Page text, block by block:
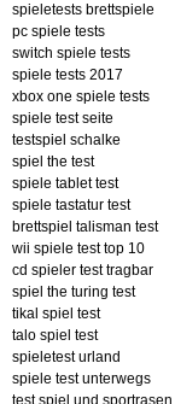
spieletests brettspiele
pc spiele tests
switch spiele tests
spiele tests 2017
xbox one spiele tests
spiele test seite
testspiel schalke
spiel the test
spiele tablet test
spiele tastatur test
brettspiel talisman test
wii spiele test top 10
cd spieler test tragbar
spiel the turing test
tikal spiel test
talo spiel test
spieletest urland
spiele test unterwegs
test spiel und sportrasen